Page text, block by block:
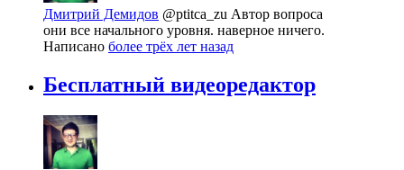
Дмитрий Демидов @ptitca_zu Автор вопроса
они все начального уровня. наверное ничего.
Написано более трёх лет назад
Бесплатный видеоредактор